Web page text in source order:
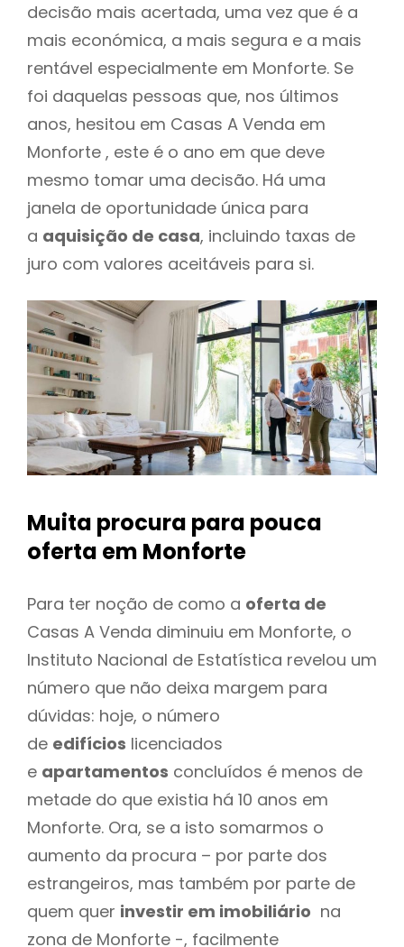
decisão mais acertada, uma vez que é a
mais económica, a mais segura e a mais
rentável especialmente em Monforte. Se
foi daquelas pessoas que, nos últimos
anos, hesitou em Casas A Venda em
Monforte , este é o ano em que deve
mesmo tomar uma decisão. Há uma
janela de oportunidade única para
a aquisição de casa, incluindo taxas de
juro com valores aceitáveis para si.
Muita procura para pouca
oferta em Monforte
Para ter noção de como a oferta de
Casas A Venda diminuiu em Monforte, o
Instituto Nacional de Estatística revelou um
número que não deixa margem para
dúvidas: hoje, o número
de edifícios licenciados
e apartamentos concluídos é menos de
metade do que existia há 10 anos em
Monforte. Ora, se a isto somarmos o
aumento da procura – por parte dos
estrangeiros, mas também por parte de
quem quer investir em imobiliário na
zona de Monforte -, facilmente